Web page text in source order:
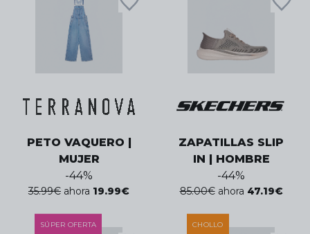
PETO VAQUERO |
MUJER
-44%
35.99€ ahora 19.99€
ZAPATILLAS SLIP
IN | HOMBRE
-44%
85.00€ ahora 47.19€
SÚPER OFERTA CHOLLO